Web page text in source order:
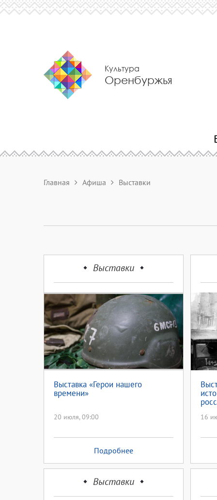
Культура
Оренбуржья
Главная Афиша Выставки
Выставки
Выставка «Герои нашего
времени»
20 июля, 09:00
Подробнее
16
Выставки